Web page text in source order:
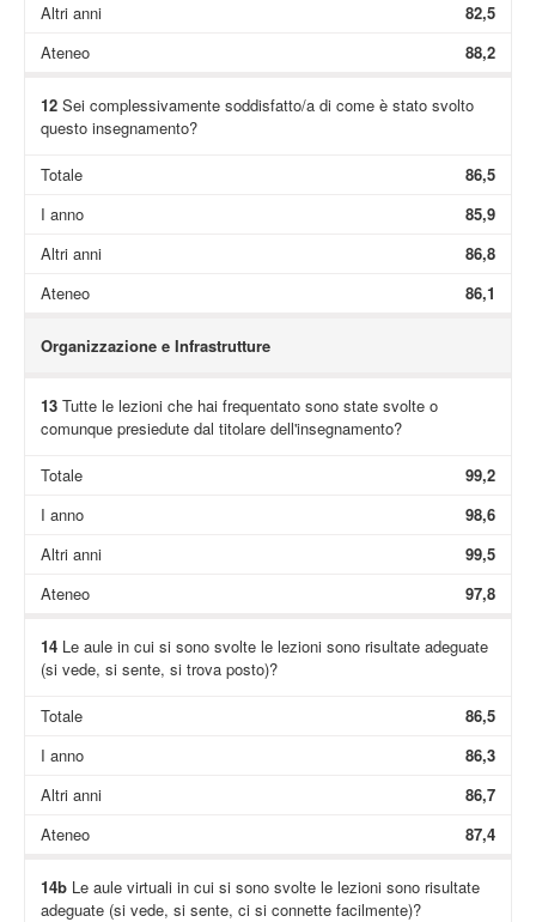
Altri anni
82,5
Ateneo
88,2
12Sei complessivamente soddisfatto/a di come è stato svolto
questo insegnamento?
Totale
86,5
I anno
85,9
Altri anni
86,8
Ateneo
86,1
Organizzazione e Infrastrutture
13Tutte le lezioni che hai frequentato sono state svolte o
comunque presiedute dal titolare dell'insegnamento?
Totale
99,2
I anno
98,6
Altri anni
99,5
Ateneo
97,8
14Le aule in cui si sono svolte le lezioni sono risultate adeguate
(si vede, si sente, si trova posto)?
Totale
86,5
I anno
86,3
Altri anni
86,7
Ateneo
87,4
14bLe aule virtuali in cui si sono svolte le lezioni sono risultate
adeguate (si vede, si sente, ci si connette facilmente)?